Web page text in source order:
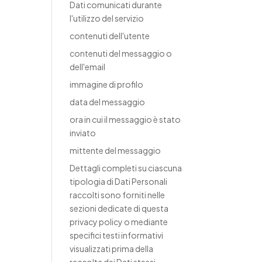
Dati comunicati durante
l'utilizzo del servizio
contenuti dell'utente
contenuti del messaggio o
dell'email
immagine di profilo
data del messaggio
ora in cui il messaggio è stato
inviato
mittente del messaggio
Dettagli completi su ciascuna
tipologia di Dati Personali
raccolti sono forniti nelle
sezioni dedicate di questa
privacy policy o mediante
specifici testi informativi
visualizzati prima della